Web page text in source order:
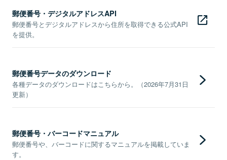
郵便番号・デジタルアドレスAPI
郵便番号とデジタルアドレスから住所を取得できる公式API
を提供。
郵便番号データのダウンロード
各種データのダウンロードはこちらから。（2026年7月31日
更新）
郵便番号・バーコードマニュアル
郵便番号や、バーコードに関するマニュアルを掲載していま
す。